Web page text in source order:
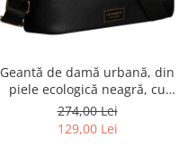
Geantă de damă urbană, din
piele ecologică neagră, cu
curea reglabilă - Peterson
PTR-PTN JK6-06-6642
274,00 Lei
129,00 Lei